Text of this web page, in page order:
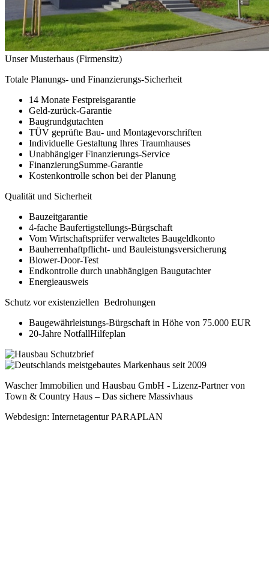
Unser Musterhaus (Firmensitz)
Totale Planungs- und Finanzierungs-Sicherheit
14 Monate Festpreisgarantie
Geld-zurück-Garantie
Baugrundgutachten
TÜV geprüfte Bau- und Montagevorschriften
Individuelle Gestaltung Ihres Traumhauses
Unabhängiger Finanzierungs-Service
FinanzierungSumme-Garantie
Kostenkontrolle schon bei der Planung
Qualität und Sicherheit
Bauzeitgarantie
4-fache Baufertigstellungs-Bürgschaft
Vom Wirtschaftsprüfer verwaltetes Baugeldkonto
Bauherrenhaftpflicht- und Bauleistungsversicherung
Blower-Door-Test
Endkontrolle durch unabhängigen Baugutachter
Energieausweis
Schutz vor existenziellen Bedrohungen
Baugewährleistungs-Bürgschaft in Höhe von 75.000 EUR
20-Jahre NotfallHilfeplan
Wascher Immobilien und Hausbau GmbH - Lizenz-Partner von
Town & Country Haus – Das sichere Massivhaus
Webdesign: Internetagentur PARAPLAN